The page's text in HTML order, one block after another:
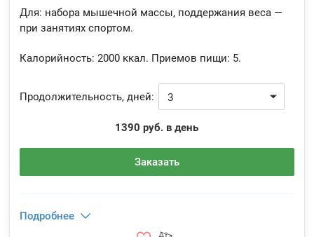
Для: набора мышечной массы, поддержания веса —
при занятиях спортом.
Калорийность: 2000 ккал. Приемов пищи: 5.
Продолжительность, дней:
1390 руб. в день
Заказать
Подробнее